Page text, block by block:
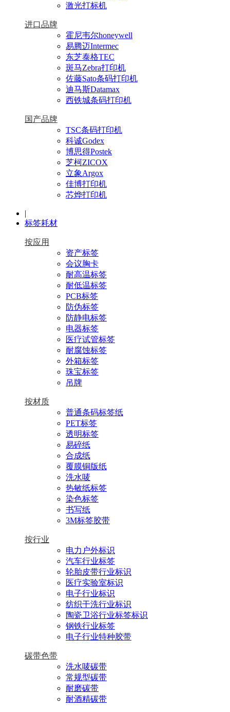
激光打标机
进口品牌
霍尼韦尔honeywell
易腾迈Intermec
东芝泰格TEC
斑马Zebra打印机
佐藤Sato条码打印机
迪马斯Datamax
西铁城条码打印机
国产品牌
TSC条码打印机
科诚Godex
博思得Postek
芝柯ZICOX
立象Argox
佳博打印机
芯烨打印机
|
标签耗材
按应用
资产标签
会议胸卡
耐高温标签
耐低温标签
PCB标签
防伪标签
防静电标签
电器标签
医疗试管标签
耐腐蚀标签
外箱标签
珠宝标签
吊牌
按材质
普通条码标签纸
PET标签
透明标签
易碎纸
合成纸
覆膜铜版纸
洗水唛
热敏纸标签
染色标签
书写纸
3M标签胶带
按行业
电力户外标识
汽车行业标签
轮胎皮带行业标识
医疗实验室标识
电子行业标识
纺织干洗行业标识
陶瓷卫浴行业标签标识
钢铁行业标签
电子行业特种胶带
碳带色带
洗水唛碳带
常规型碳带
耐磨碳带
耐酒精碳带